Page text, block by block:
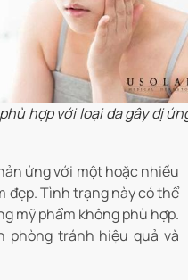
hợp với loại da gây dị
ứng với một hoặc nhiều
đẹp. Tình trạng này có thể
mỹ phẩm không phù hợp.
phòng tránh hiệu quả và